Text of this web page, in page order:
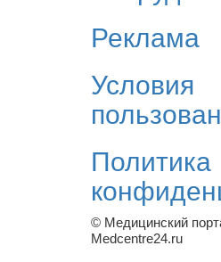
Реклама
Условия
Политика
© Медицинский
Medcentre24.ru